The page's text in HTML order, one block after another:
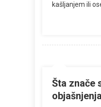
kašljanjem ili
Šta znače
objašnjenja